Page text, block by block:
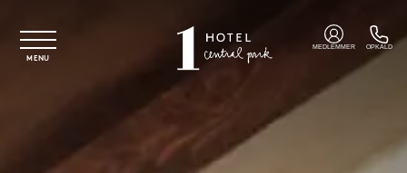
MENU
MEDLEMMER OPKALD